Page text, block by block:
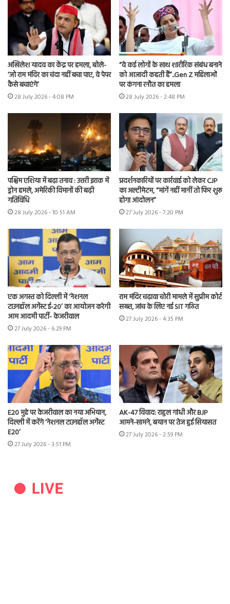
अखिलेश यादव का केंद्र पर हमला, बोले-
‘जो राम मंदिर का चंदा नहीं बचा पाए, वे पेपर
कैसे बचाएंगे’
28 July 2026 - 4:08 PM
“वे कई लोगों के साथ शारीरिक संबंध बनाने
को आजादी कहती हैं”..Gen Z महिलाओं
पर कंगना रनौत का हमला
28 July 2026 - 2:48 PM
पश्चिम एशिया में बढ़ा तनाव : उत्तरी इराक में
ड्रोन हमले, अमेरिकी विमानों की बढ़ी
गतिविधि
28 July 2026 - 10:51 AM
प्रदर्शनकारियों पर कार्रवाई को लेकर CJP
का अल्टीमेटम, “मांगें नहीं मानीं तो फिर शुरू
होगा आंदोलन”
27 July 2026 - 7:20 PM
एक अगस्त को दिल्ली में ‘नेशनल
टाउनहॉल अगेंस्ट ई-20’ का आयोजन करेगी
आम आदमी पार्टी- केजरीवाल
27 July 2026 - 6:29 PM
राम मंदिर चढ़ावा चोरी मामले में सुप्रीम कोर्ट
सख्त, जांच के लिए नई SIT गठित
27 July 2026 - 4:35 PM
E20 मुद्दे पर केजरीवाल का नया अभियान,
दिल्ली में करेंगे ‘नेशनल टाउनहॉल अगेंस्ट
E20’
27 July 2026 - 3:51 PM
AK-47 विवाद: राहुल गांधी और BJP
आमने-सामने, बयान पर तेज हुई सियासत
27 July 2026 - 2:59 PM